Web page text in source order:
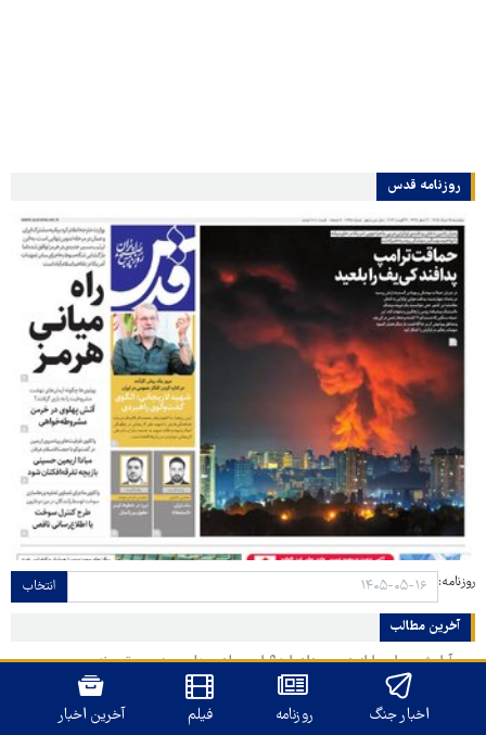
روزنامه: انتخاب
آخرین مطالب
آرامش روان را از دست داده‌اید؟ این عادت‌های روزمره مقصرند
طالبان از سرکوب کامل داعش و نابودی مراکز این گروه در افغانستان خبر داد
تشدید حملات اسرائیل در جنوب لبنان همزمان با مذاکرات امنیتی در رم
کاهش چشمگیر تردد نفتکش‌ها در تنگه هرمز/ سایه تنش‌های منطقه بر
تجارت انرژی
اخبار جنگ روزنامه فیلم آخرین اخبار